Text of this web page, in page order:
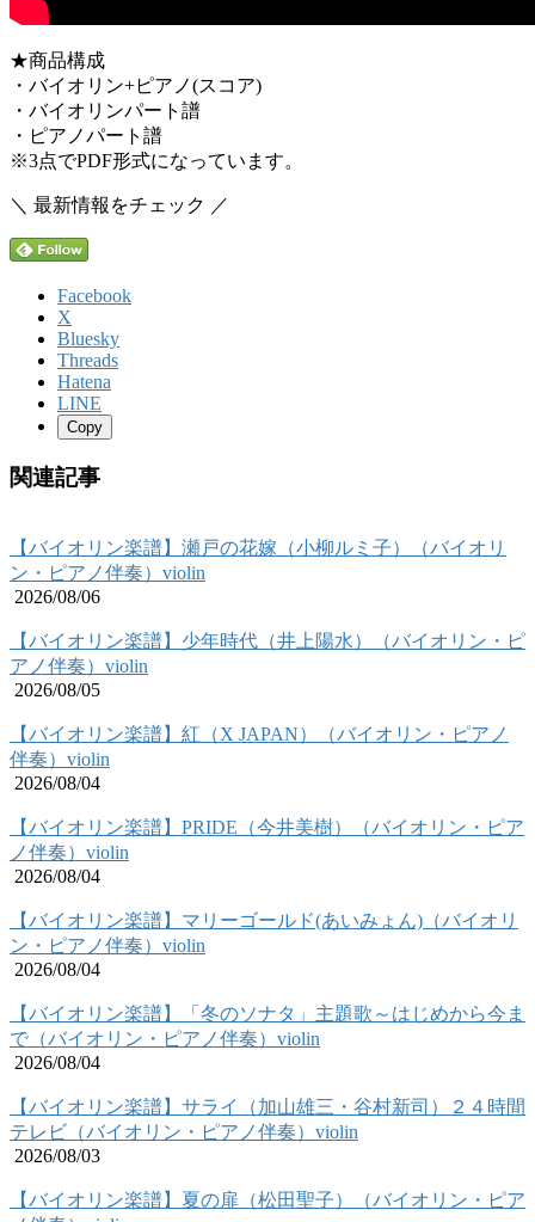
★商品構成
・バイオリン+ピアノ(スコア)
・バイオリンパート譜
・ピアノパート譜
※3点でPDF形式になっています。
＼ 最新情報をチェック ／
Facebook
X
Bluesky
Threads
Hatena
LINE
Copy
関連記事
【バイオリン楽譜】瀬戸の花嫁（小柳ルミ子）（バイオリ
ン・ピアノ伴奏）violin
2026/08/06
【バイオリン楽譜】少年時代（井上陽水）（バイオリン・ピ
アノ伴奏）violin
2026/08/05
【バイオリン楽譜】紅（X JAPAN）（バイオリン・ピアノ
伴奏）violin
2026/08/04
【バイオリン楽譜】PRIDE（今井美樹）（バイオリン・ピア
ノ伴奏）violin
2026/08/04
【バイオリン楽譜】マリーゴールド(あいみょん)（バイオリ
ン・ピアノ伴奏）violin
2026/08/04
【バイオリン楽譜】「冬のソナタ」主題歌～はじめから今ま
で（バイオリン・ピアノ伴奏）violin
2026/08/04
【バイオリン楽譜】サライ（加山雄三・谷村新司）２４時間
テレビ（バイオリン・ピアノ伴奏）violin
2026/08/03
【バイオリン楽譜】夏の扉（松田聖子）（バイオリン・ピア